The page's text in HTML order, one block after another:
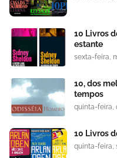
10 Livros
estante
sexta-feira,
10, dos
tempos
quinta-feira,
10 Livros
quinta-feira,